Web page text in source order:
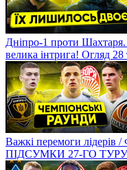
Дніпро-1 проти Шахтаря.
велика інтрига! Огляд
Важкі перемоги лідерів
ПІДСУМКИ 27-ГО ТУРУ